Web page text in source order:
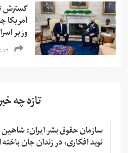
گسترش
وزیر
۱۲ شهریور ۱۴۰۰
تازه چه
سازمان حقوق بشر ایران:
نوید افکاری، در زندان جان